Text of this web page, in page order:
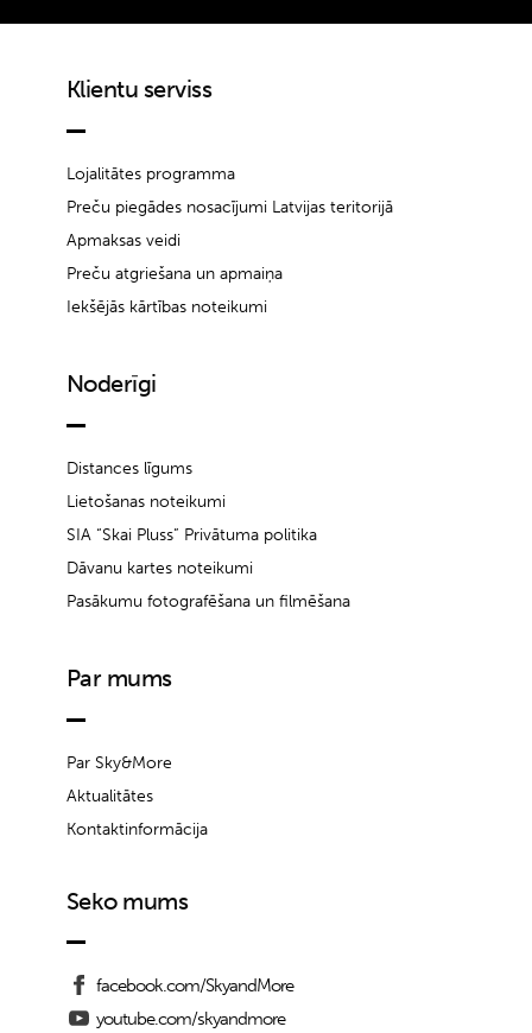
Klientu serviss
Lojalitātes programma
Preču piegādes nosacījumi Latvijas teritorijā
Apmaksas veidi
Preču atgriešana un apmaiņa
Iekšējās kārtības noteikumi
Noderīgi
Distances līgums
Lietošanas noteikumi
SIA “Skai Pluss” Privātuma politika
Dāvanu kartes noteikumi
Pasākumu fotografēšana un filmēšana
Par mums
Par Sky&More
Aktualitātes
Kontaktinformācija
Seko mums
facebook.com/SkyandMore
youtube.com/skyandmore